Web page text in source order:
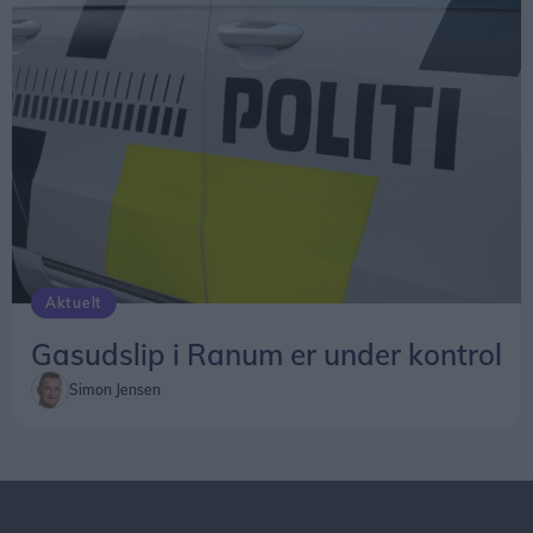
Aktuelt
Gasudslip i Ranum er under kontrol
Simon Jensen